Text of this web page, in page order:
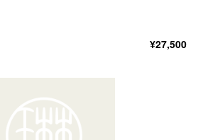
¥27,500